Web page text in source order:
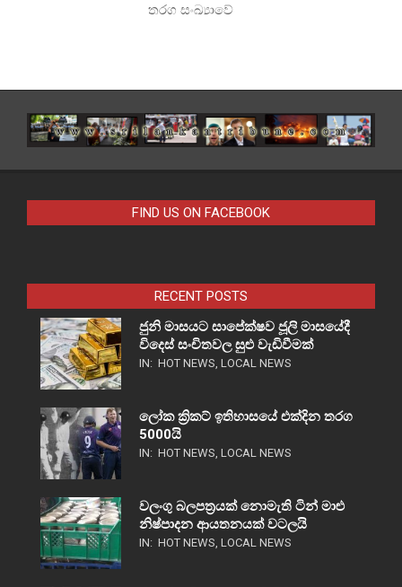
තරග සංඛ්‍යාවේ
FIND US ON FACEBOOK
RECENT POSTS
ජුනි මාසයට සාපේක්ෂව ජූලි මාසයේදී
විදෙස් සංචිතවල සුළු වැඩිවීමක්
IN: HOT NEWS, LOCAL NEWS
ලෝක ක්‍රිකට් ඉතිහාසයේ එක්දින තරග
5000යි
IN: HOT NEWS, LOCAL NEWS
වලංගු බලපත්‍රයක් නොමැති ටින් මාළු
නිෂ්පාදන ආයතනයක් වටලයි
IN: HOT NEWS, LOCAL NEWS